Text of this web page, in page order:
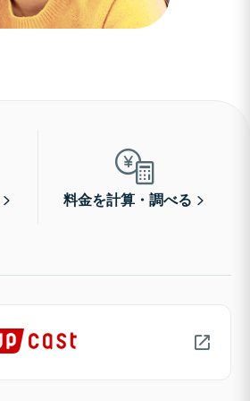
料金を計算・調べる